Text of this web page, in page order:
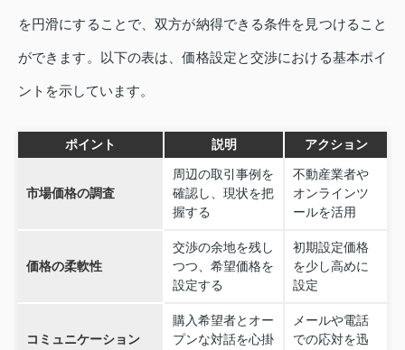
を円滑にすることで、双方が納得できる条件を見つけること
ができます。以下の表は、価格設定と交渉における基本ポイ
ントを示しています。
ポイント 説明 アクション
市場価格の調査
周辺の取引事例を
確認し、現状を把
握する
不動産業者や
オンラインツ
ールを活用
価格の柔軟性
交渉の余地を残し
つつ、希望価格を
設定する
初期設定価格
を少し高めに
設定
コミュニケーション
購入希望者とオー
プンな対話を心掛
メールや電話
での応対を迅